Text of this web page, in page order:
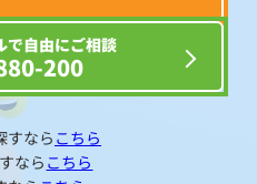
で自由にご相談
200
すならこちら
なら こちら